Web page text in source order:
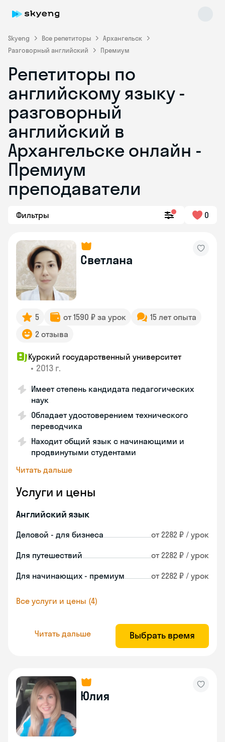
Skyeng Все репетиторы
Архангельск
Разговорный английский
Премиум
Репетиторы по
английскому языку -
разговорный
английский в
Архангельске онлайн -
Премиум
преподаватели
Фильтры 0
Светлана
5 от 1590 ₽ за урок
15 лет опыта
2 отзыва
Курский государственный университет
• 2013 г.
Имеет степень кандидата педагогических
наук
Обладает удостоверением технического
переводчика
Находит общий язык с начинающими и
продвинутыми студентами
Читать дальше
Услуги и цены
Английский язык
Деловой - для бизнеса от 2282 ₽ / урок
Для путешествий от 2282 ₽ / урок
Для начинающих - премиум от 2282 ₽ / урок
Все услуги и цены (4)
Читать дальше Выбрать время
Юлия
Skyeng Chat